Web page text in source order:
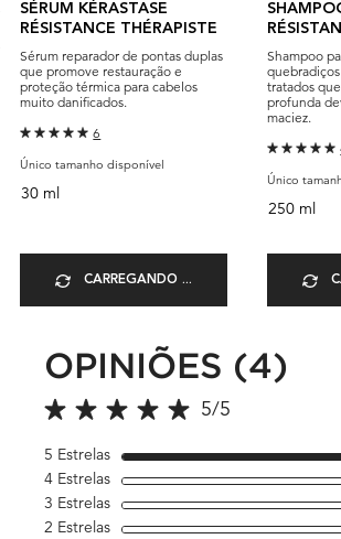
SÉRUM KÉRASTASE
RÉSISTANCE THÉRAPISTE
Sérum reparador de pontas duplas
que promove restauração e
proteção térmica para cabelos
muito danificados.
6
Único tamanho disponível
30 ml
CARREGANDO ...
Shampoo
tratados
profunda
maciez.
Único
250 ml
PDP Avaliações
OPINIÕES (4)
5 out of 5 stars. 5/5
5 Estrelas
4 Estrelas
3 Estrelas
2 Estrelas